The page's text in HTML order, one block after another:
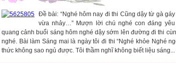
Đề bài: “Nghé hôm nay đi thi Cũng dậy từ gà
vừa nhảy…” Mượn lời chú nghé con đáng
quang cảnh buổi sáng hôm nghé dậy sớm lên đường đi thi
nghé. Bài làm Sáng mai là ngày tôi đi thi “Nghé khỏe Nghé
thức không sao ngủ được. Tôi thầm nghĩ không biết liệu sáng...